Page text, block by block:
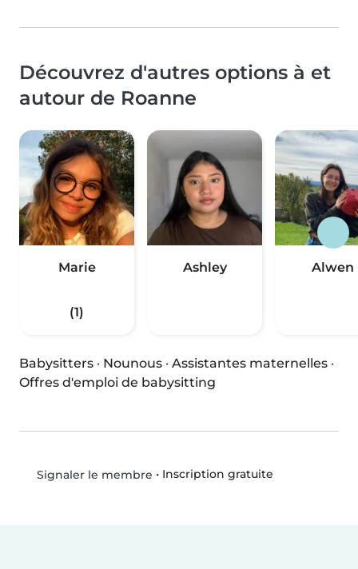
Découvrez d'autres options à et
autour de Roanne
Marie
(1)
Ashley Alwen
Babysitters · Nounous · Assistantes maternelles ·
Offres d'emploi de babysitting
Signaler le membre • Inscription gratuite